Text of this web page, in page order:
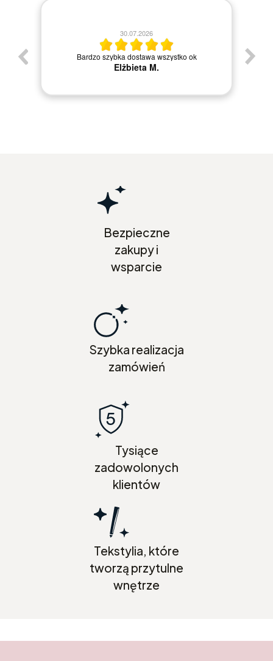
30.07.2026
Bardzo szybka dostawa wszystko ok
Elżbieta M.
Bezpieczne
zakupy i
wsparcie
Szybka realizacja
zamówień
Tysiące
zadowolonych
klientów
Tekstylia, które
tworzą przytulne
wnętrze